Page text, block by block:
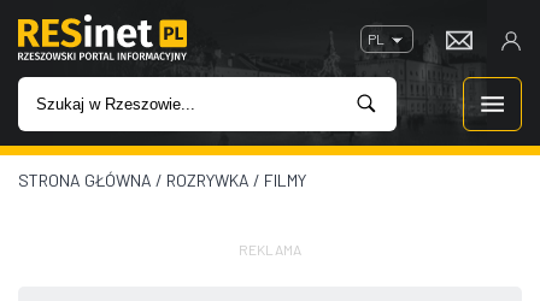
PL
WIADOMOŚCI
STRONA GŁÓWNA / ROZRYWKA / FILMY
REKLAMA